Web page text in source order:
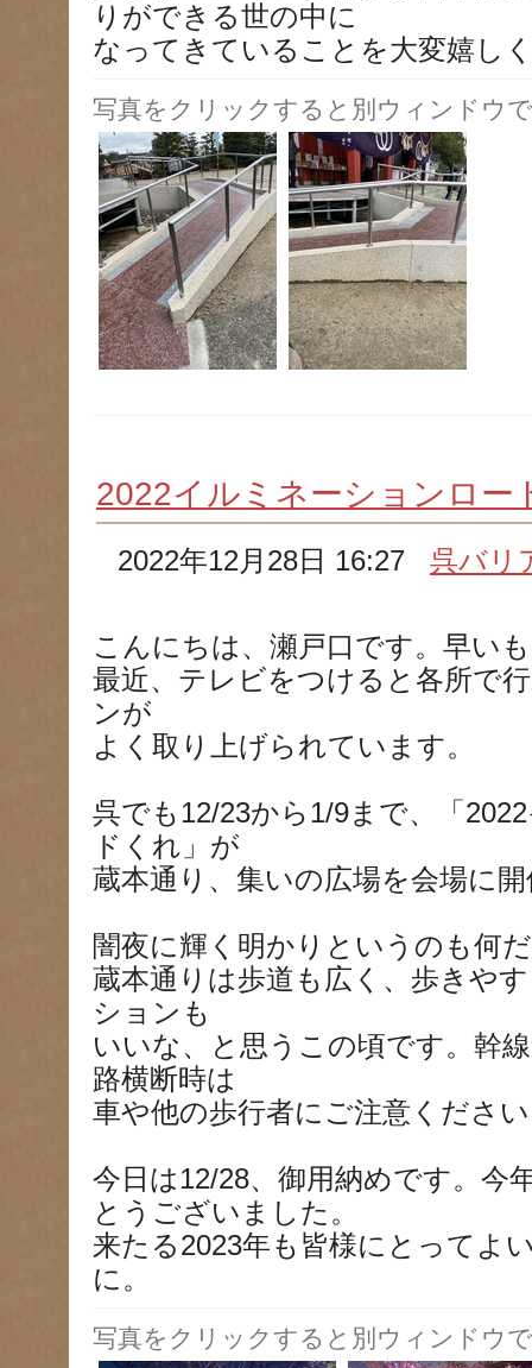
りができる世の中に
なってきていることを大変嬉し
写真をクリックすると別ウィンドウ
2022イルミネーションロ
2022年12月28日 16:27呉バリ
こんにちは、瀬戸口です。早い
最近、テレビをつけると各所で
ンが
よく取り上げられています。
呉でも12/23から1/9まで、「
ドくれ」が
蔵本通り、集いの広場を会場に
闇夜に輝く明かりというのも何
蔵本通りは歩道も広く、歩きや
ションも
いいな、と思うこの頃です。幹
路横断時は
車や他の歩行者にご注意くださ
今日は12/28、御用納めです。今
とうございました。
来たる2023年も皆様にとってよ
に。
写真をクリックすると別ウィンドウ